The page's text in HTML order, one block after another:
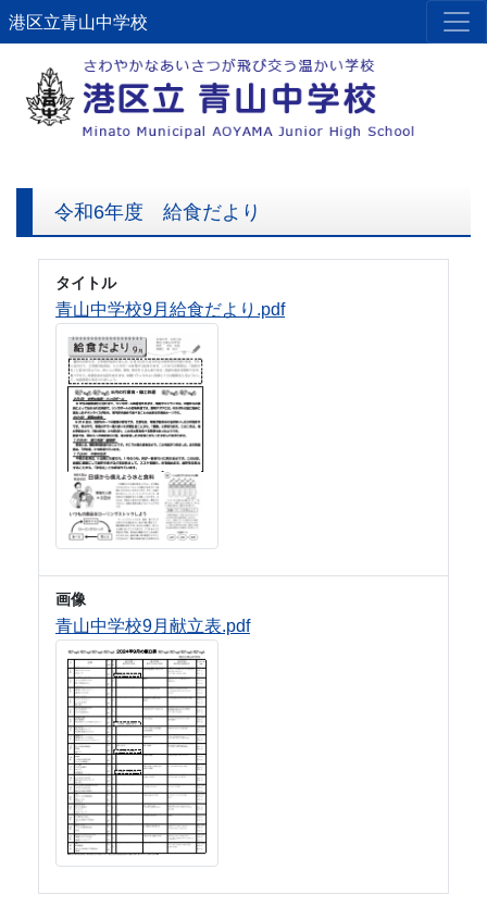
港区立青山中学校
令和6年度 給食だより
タイトル
青山中学校9月給食だより.pdf
画像
青山中学校9月献立表.pdf